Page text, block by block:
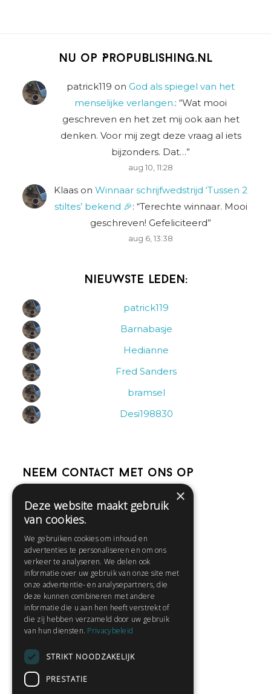
Nu op Propublishing.nl
patrick119 on God als spiegel van het
menselijke verlangen.: “Wat mooi
geschreven en het zet mij ook aan het
denken. Voor mij zegt deze vraag al iets
bijzonders. Dat…”
aug 10, 11:28
Klaas on Winnaar schrijfwedstrijd ‘Tussen 2
stiltes’ bekend 🎉: “Terechte winnaar. Mooi
geschreven! Gefeliciteerd”
aug 6, 13:38
Nieuwste leden:
patrick119
Barnabasje
Hedianne
Fred Sanders
bramsel
Desi198830
Neem contact met ons op
Help
Contact
Huisregels
Snel naar:
Gratis aanmelden
Privacybeleid
×
Deze website maakt gebruik
van cookies.
We gebruiken cookies om inhoud en
advertenties te personaliseren en om ons
verkeer te analyseren. We delen ook
informatie over uw gebruik van onze site met
onze advertentie- en analysepartners, die
deze kunnen combineren met andere
informatie die u aan hen heeft verstrekt of
die zij hebben verzameld door uw gebruik
van hun diensten. Privacybeleid
STRIKT NOODZAKELIJK
PRESTATIE